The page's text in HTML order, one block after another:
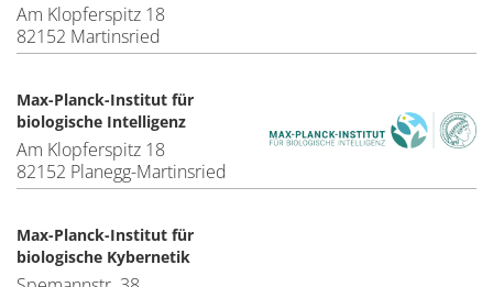
Am Klopferspitz 18
82152 Martinsried
Max-Planck-Institut für
biologische Intelligenz
Am Klopferspitz 18
82152 Planegg-Martinsried
Max-Planck-Institut für
biologische Kybernetik